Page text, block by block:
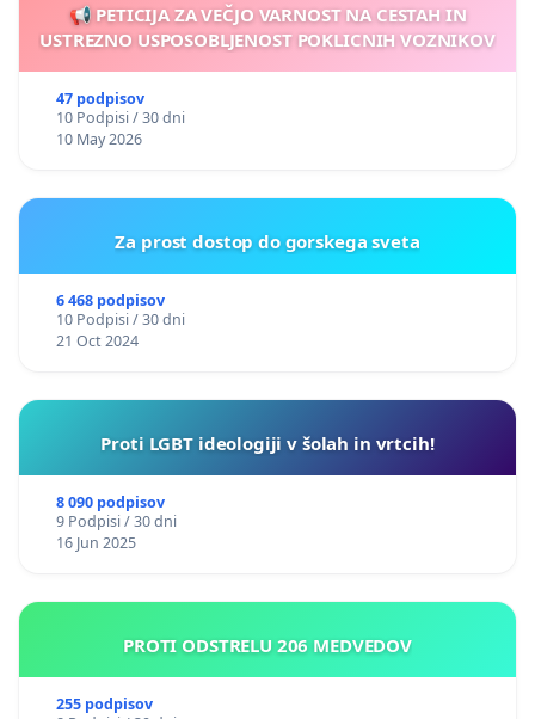
📢 PETICIJA ZA VEČJO VARNOST NA CESTAH IN
USTREZNO USPOSOBLJENOST POKLICNIH VOZNIKOV
47 podpisov
10 Podpisi / 30 dni
10 May 2026
Za prost dostop do gorskega sveta
6 468 podpisov
10 Podpisi / 30 dni
21 Oct 2024
Proti LGBT ideologiji v šolah in vrtcih!
8 090 podpisov
9 Podpisi / 30 dni
16 Jun 2025
PROTI ODSTRELU 206 MEDVEDOV
255 podpisov